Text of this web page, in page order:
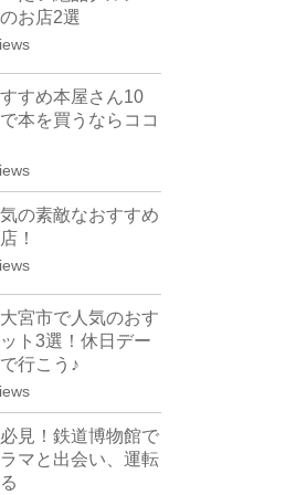
お店2選
すめ本屋さん10
本を買うならココ
の素敵なおすすめ
！
大宮市で人気のおす
ト3選！休日デー
行こう♪
見！鉄道博物館で
マと出会い、運転